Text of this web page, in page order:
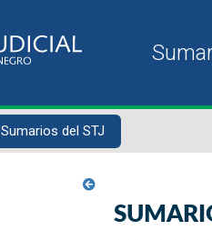
Sumarios del STJ